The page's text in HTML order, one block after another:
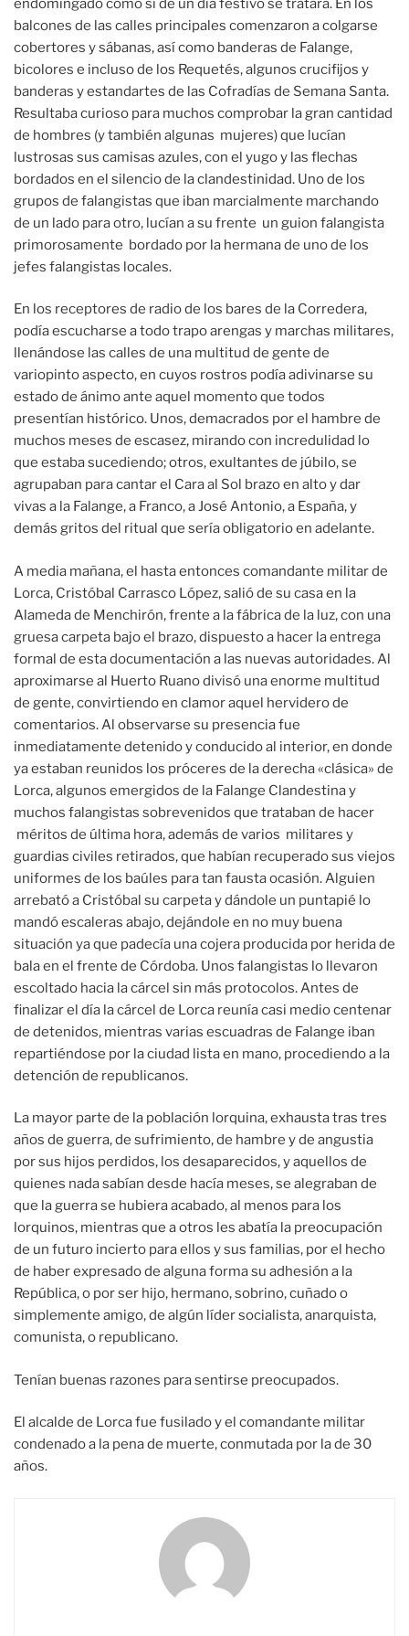
endomingado como si de un día festivo se tratara. En los
balcones de las calles principales comenzaron a colgarse
cobertores y sábanas, así como banderas de Falange,
bicolores e incluso de los Requetés, algunos crucifijos y
banderas y estandartes de las Cofradías de Semana Santa.
Resultaba curioso para muchos comprobar la gran cantidad
de hombres (y también algunas mujeres) que lucían
lustrosas sus camisas azules, con el yugo y las flechas
bordados en el silencio de la clandestinidad. Uno de los
grupos de falangistas que iban marcialmente marchando
de un lado para otro, lucían a su frente un guion falangista
primorosamente bordado por la hermana de uno de los
jefes falangistas locales.
En los receptores de radio de los bares de la Corredera,
podía escucharse a todo trapo arengas y marchas militares,
llenándose las calles de una multitud de gente de
variopinto aspecto, en cuyos rostros podía adivinarse su
estado de ánimo ante aquel momento que todos
presentían histórico. Unos, demacrados por el hambre de
muchos meses de escasez, mirando con incredulidad lo
que estaba sucediendo; otros, exultantes de júbilo, se
agrupaban para cantar el Cara al Sol brazo en alto y dar
vivas a la Falange, a Franco, a José Antonio, a España, y
demás gritos del ritual que sería obligatorio en adelante.
A media mañana, el hasta entonces comandante militar de
Lorca, Cristóbal Carrasco López, salió de su casa en la
Alameda de Menchirón, frente a la fábrica de la luz, con una
gruesa carpeta bajo el brazo, dispuesto a hacer la entrega
formal de esta documentación a las nuevas autoridades. Al
aproximarse al Huerto Ruano divisó una enorme multitud
de gente, convirtiendo en clamor aquel hervidero de
comentarios. Al observarse su presencia fue
inmediatamente detenido y conducido al interior, en donde
ya estaban reunidos los próceres de la derecha «clásica» de
Lorca, algunos emergidos de la Falange Clandestina y
muchos falangistas sobrevenidos que trataban de hacer
méritos de última hora, además de varios militares y
guardias civiles retirados, que habían recuperado sus viejos
uniformes de los baúles para tan fausta ocasión. Alguien
arrebató a Cristóbal su carpeta y dándole un puntapié lo
mandó escaleras abajo, dejándole en no muy buena
situación ya que padecía una cojera producida por herida de
bala en el frente de Córdoba. Unos falangistas lo llevaron
escoltado hacia la cárcel sin más protocolos. Antes de
finalizar el día la cárcel de Lorca reunía casi medio centenar
de detenidos, mientras varias escuadras de Falange iban
repartiéndose por la ciudad lista en mano, procediendo a la
detención de republicanos.
La mayor parte de la población lorquina, exhausta tras tres
años de guerra, de sufrimiento, de hambre y de angustia
por sus hijos perdidos, los desaparecidos, y aquellos de
quienes nada sabían desde hacía meses, se alegraban de
que la guerra se hubiera acabado, al menos para los
lorquinos, mientras que a otros les abatía la preocupación
de un futuro incierto para ellos y sus familias, por el hecho
de haber expresado de alguna forma su adhesión a la
República, o por ser hijo, hermano, sobrino, cuñado o
simplemente amigo, de algún líder socialista, anarquista,
comunista, o republicano.
Tenían buenas razones para sentirse preocupados.
El alcalde de Lorca fue fusilado y el comandante militar
condenado a la pena de muerte, conmutada por la de 30
años.